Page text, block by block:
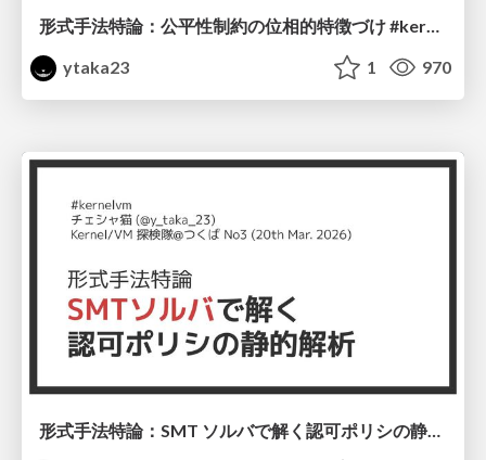
形式手法特論：公平性制約の位相的特徴づけ #kernelvm / Kernel VM Study Kansai 12th
ytaka23
1 970
形式手法特論：SMT ソルバで解く認可ポリシの静的解析 #kernelvm / Kernel VM Study Tsukuba No3